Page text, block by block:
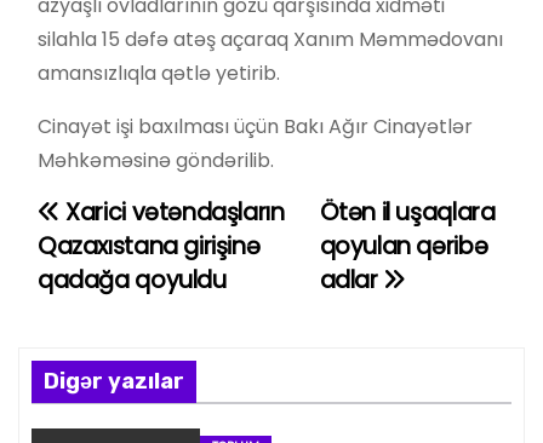
silahla 15 dəfə atəş açaraq Xanım Məmmədovanı
amansızlıqla qətlə yetirib.
Cinayət işi baxılması üçün Bakı Ağır Cinayətlər
Məhkəməsinə göndərilib.
Y
a
ı
n
Ötən il uşaqlara
qoyulan qəribə
adlar
Xarici vətəndaşların
Qazaxıstana girişinə
qadağa qoyuldu
Digər yazılar